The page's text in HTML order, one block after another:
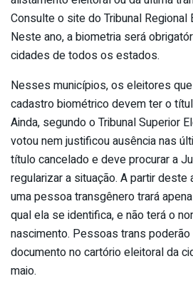
Consulte o site do Tribunal
Neste ano, a biometria será
cidades de todos os estados.
Nesses municípios, os eleitores
cadastro biométrico devem ter o
Ainda, segundo o Tribunal Superior
votou nem justificou ausência nas
título cancelado e deve procurar a
regularizar a situação. A partir
uma pessoa transgênero trará
qual ela se identifica, e não terá o
nascimento. Pessoas trans poderão
documento no cartório eleitoral da
maio.